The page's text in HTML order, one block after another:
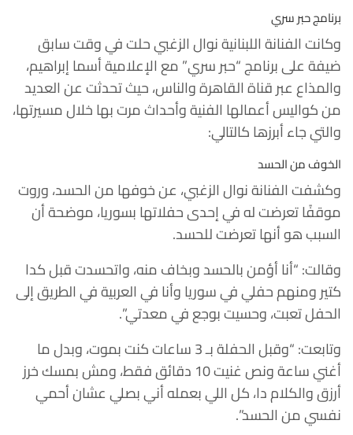
برنامج حبر سري
وكانت الفنانة اللبنانية نوال الزغبي حلت في وقت سابق
ضيفة على برنامج “حبر سري” مع الإعلامية أسما إبراهيم،
والمذاع عبر قناة القاهرة والناس، حيث تحدثت عن العديد
من كواليس أعمالها الفنية وأحداث مرت بها خلال مسيرتها،
والتي جاء أبرزها كالتالي:
الخوف من الحسد
وكشفت الفنانة نوال الزغبي، عن خوفها من الحسد، وروت
موقفًا تعرضت له في إحدى حفلاتها بسوريا، موضحة أن
السبب هو أنها تعرضت للحسد.
وقالت: “أنا أؤمن بالحسد وبخاف منه، واتحسدت قبل كدا
كتير ومنهم حفلي في سوريا وأنا في العربية في الطريق إلى
الحفل تعبت، وحسيت بوجع في معدتي”.
وتابعت: “وقبل الحفلة بـ 3 ساعات كنت بموت، وبدل ما
أغني ساعة ونص غنيت 10 دقائق فقط، ومش بمسك خرز
أرزق والكلام دا، كل اللي بعمله أني بصلي عشان أحمي
نفسي من الحسد”.